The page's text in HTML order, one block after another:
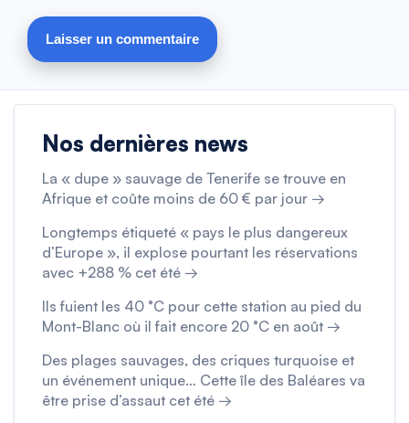
Nos dernières news
La « dupe » sauvage de Tenerife se trouve en
Afrique et coûte moins de 60 € par jour →
Longtemps étiqueté « pays le plus dangereux
d’Europe », il explose pourtant les réservations
avec +288 % cet été →
Ils fuient les 40 °C pour cette station au pied du
Mont-Blanc où il fait encore 20 °C en août →
Des plages sauvages, des criques turquoise et
un événement unique… Cette île des Baléares va
être prise d’assaut cet été →